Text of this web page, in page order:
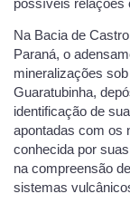
possíveis relações
Na Bacia de
Paraná, o
mineralizações
Guaratubinha,
identificação de
apontadas com os
conhecida por
na compreensão
sistemas